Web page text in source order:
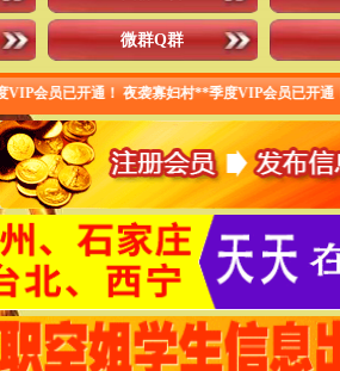
微群Q群
村**季度VIP会员已开通